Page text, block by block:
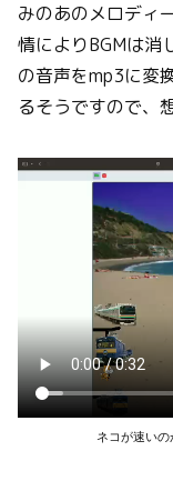
みのあのメロディ
情によりBGMは消
の音声をmp3に変
るそうですので、
ネコが速いの